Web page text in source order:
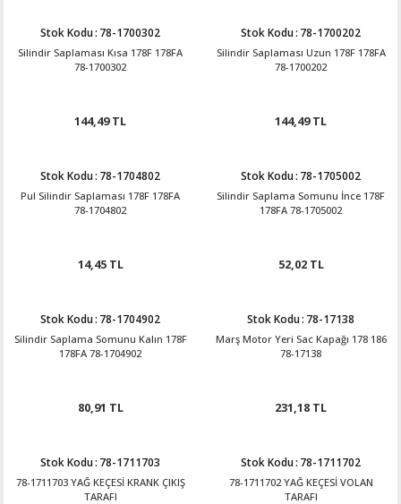
Stok Kodu: 78-1700302
Silindir Saplaması Kısa 178F 178FA
78-1700302
144,49 TL
Stok Kodu: 78-1700202
Silindir Saplaması Uzun 178F 178FA
78-1700202
144,49 TL
Stok Kodu: 78-1704802
Pul Silindir Saplaması 178F 178FA
78-1704802
14,45 TL
Stok Kodu: 78-1705002
Silindir Saplama Somunu İnce 178F
178FA 78-1705002
52,02 TL
Stok Kodu: 78-1704902
Silindir Saplama Somunu Kalın 178F
178FA 78-1704902
80,91 TL
Stok Kodu: 78-17138
Marş Motor Yeri Sac Kapağı 178 186
78-17138
231,18 TL
Stok Kodu: 78-1711703
78-1711703 YAĞ KEÇESİ KRANK ÇIKIŞ
TARAFI
Stok Kodu: 78-1711702
78-1711702 YAĞ KEÇESİ VOLAN
TARAFI